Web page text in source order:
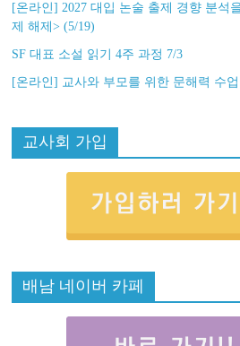
[온라인] 2027 대입 논술 출제 경향 분석
제 해제> (5/19)
SF 대표 소설 읽기 4주 과정 7/3
[온라인] 교사와 부모를 위한 문해력 수업
교사회 가입
배남 네이버 카페